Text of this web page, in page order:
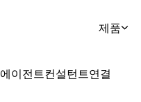
제품
에이전트컨설턴트연결